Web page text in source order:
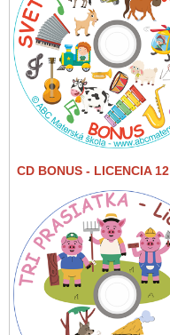
CD BONUS - LICENCIA 12